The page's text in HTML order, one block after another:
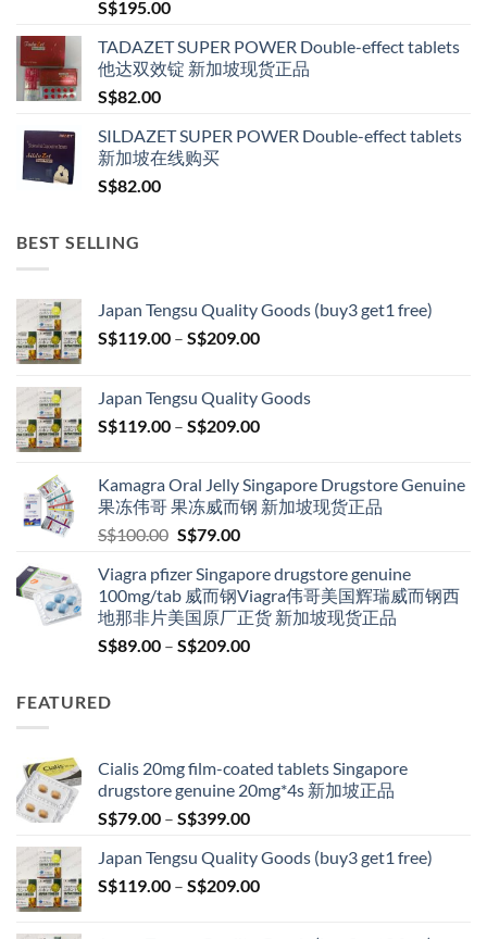
S$195.00
TADAZET SUPER POWER Double-effect tablets
他达双效锭 新加坡现货正品
S$82.00
SILDAZET SUPER POWER Double-effect tablets
新加坡在线购买
S$82.00
BEST SELLING
Japan Tengsu Quality Goods (buy3 get1 free)
S$119.00 – S$209.00Price
through
S$209.00
Japan Tengsu Quality Goods
S$119.00 – S$209.00Price
through
S$209.00
Kamagra Oral Jelly Singapore Drugstore Genuine
果冻伟哥 果冻威而钢 新加坡现货正品
S$100.00 Original
was:
S$100.00.
S$79.00Current
is:
S$79.00.
Viagra pfizer Singapore drugstore genuine
100mg/tab 威而钢Viagra伟哥美国辉瑞威而钢西
地那非片美国原厂正货 新加坡现货正品
S$89.00 – S$209.00Price
FEATURED
Cialis 20mg film-coated tablets Singapore
drugstore genuine 20mg*4s 新加坡正品
S$79.00 – S$399.00Price
S$79.00
through
Japan Tengsu Quality Goods (buy3 get1 free)
S$119.00 – S$209.00Price